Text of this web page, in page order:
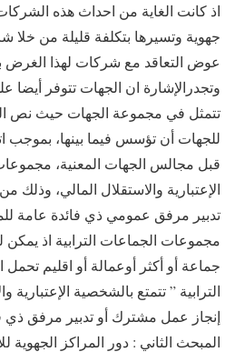
اذ كانت الغاية من احداث هذه
جهوية وتسيرها بتكلفة قليلة من خلا
عوض التعاقد مع شركات لهذا الغرض
وتجدرالإشارة ان الجهات تتوفر
تتمثل في مجموعة الجهات حيث نص
للجهات أن تؤسس فيما بينها، بموجب
قبل مجالس الجهات المعنية،
الإعتبارية والاستقلال المالي،
تدبير مرفق عمومي ذي فائدة عامة
مجموعات الجماعات الترابية اذ
جماعة أو أكثر أوعمالة أو اقليم
الترابية ” تتمتع بالشخصية الإعتبارية
إنجاز عمل مشترك أو تدبير مرفق ذي
المبحث الثاني : دور المراكز الجهوية